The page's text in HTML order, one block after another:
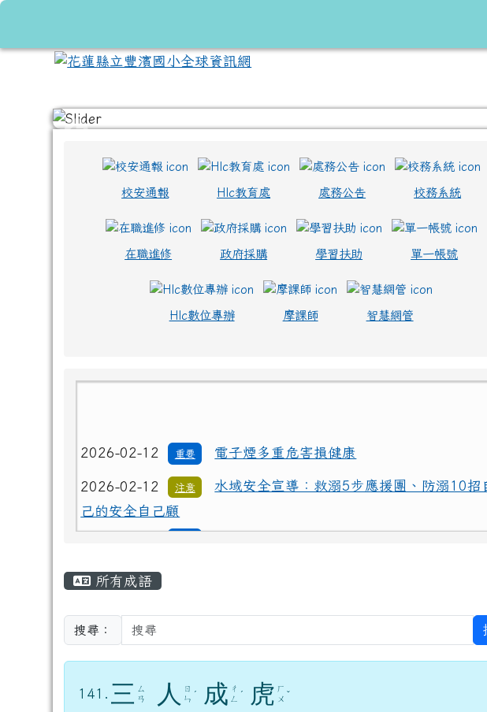
跳至主內容區
上中區域內容
校安通報 Hlc教育處 處務公告 校務系統
在職進修 政府採購 學習扶助 單一帳號
Hlc數位專辦 摩課師 智慧網管
注意
己的安全自己顧
2026-02-12 重要
己的安全自己顧
主內容區域
所有成語
搜尋：
141. 三 ㄙ
ㄢ
人
ㄖ
ㄣ ˊ 成 ㄔ
ㄥ
ˊ 虎 ㄏ
ㄨ ˇ